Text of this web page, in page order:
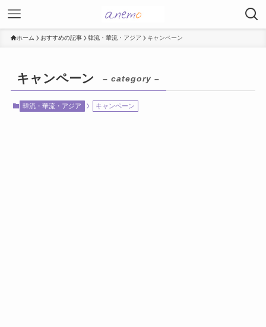
ホーム おすすめの記事 韓流・華流・アジア キャンペーン
キャンペーン – category –
韓流・華流・アジア キャンペーン